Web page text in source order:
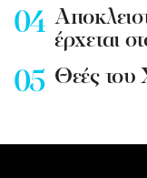
έρχεται
Θεές του